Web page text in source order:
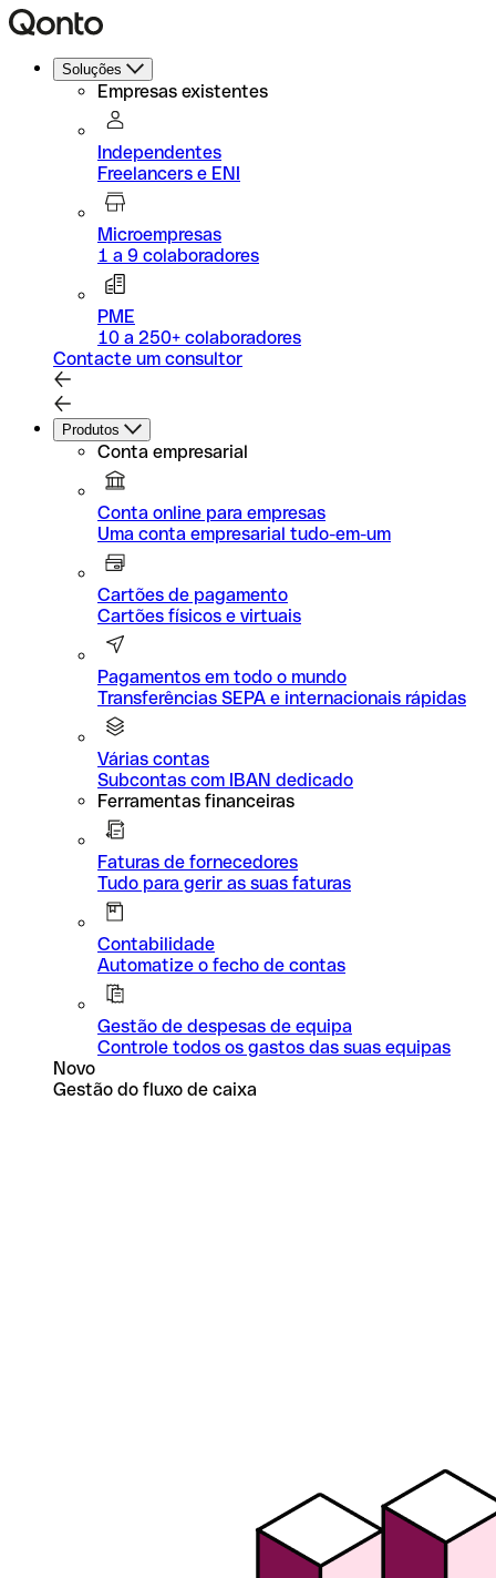
Soluções
Empresas existentes
Independentes
Freelancers e ENI
Microempresas
1 a 9 colaboradores
PME
10 a 250+ colaboradores
Contacte um consultor
Produtos
Conta empresarial
Conta online para empresas
Uma conta empresarial tudo-em-um
Cartões de pagamento
Cartões físicos e virtuais
Pagamentos em todo o mundo
Transferências SEPA e internacionais rápidas
Várias contas
Subcontas com IBAN dedicado
Ferramentas financeiras
Faturas de fornecedores
Tudo para gerir as suas faturas
Contabilidade
Automatize o fecho de contas
Gestão de despesas de equipa
Controle todos os gastos das suas equipas
Novo
Gestão do fluxo de caixa